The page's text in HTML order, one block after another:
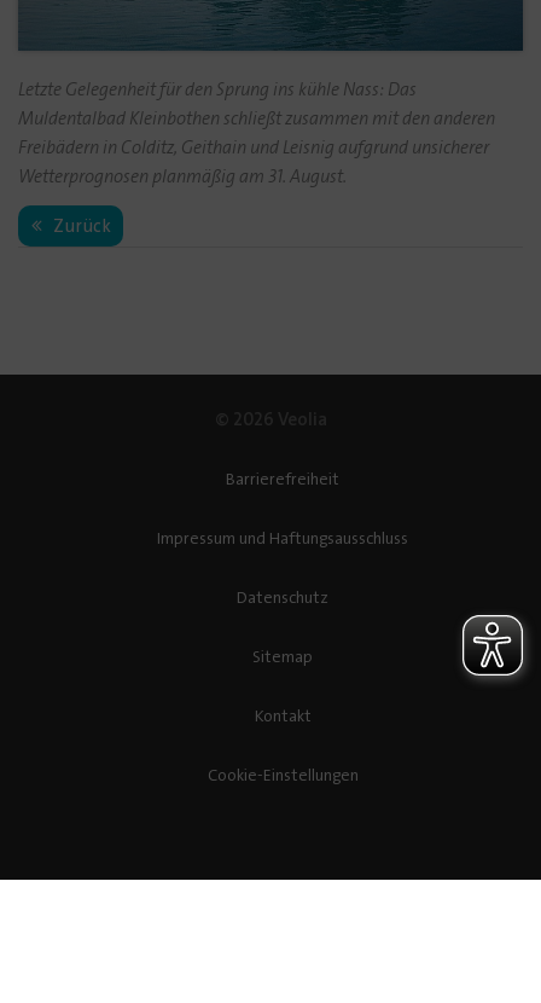
Letzte Gelegenheit für den Sprung ins kühle Nass: Das
Muldentalbad Kleinbothen schließt zusammen mit den anderen
Freibädern in Colditz, Geithain und Leisnig aufgrund unsicherer
Wetterprognosen planmäßig am 31. August.
Zurück
Barrierefreiheit
Impressum und Haftungsausschluss
Datenschutz
Sitemap
Kontakt
Cookie-Einstellungen